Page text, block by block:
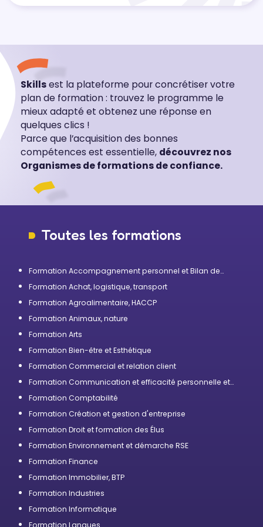
Skillsest la plateforme pour concrétiser votre
plan de formation : trouvez le programme le
mieux adapté et obtenez une réponse en
quelques clics !
Parce que l’acquisition des bonnes
compétences est essentielle, découvrez nos
Organismes de formations de confiance.
Toutes les formations
Formation Accompagnement personnel et Bilan de
Formation Achat, logistique, transport
Formation Agroalimentaire, HACCP
Formation Animaux, nature
Formation Arts
Formation Bien-être et Esthétique
Formation Commercial et relation client
Formation Communication et efficacité personnelle et
Formation Comptabilité
Formation Création et gestion d'entreprise
Formation Droit et formation des Élus
Formation Environnement et démarche RSE
Formation Finance
Formation Immobilier, BTP
Formation Industries
Formation Informatique
Formation Langues